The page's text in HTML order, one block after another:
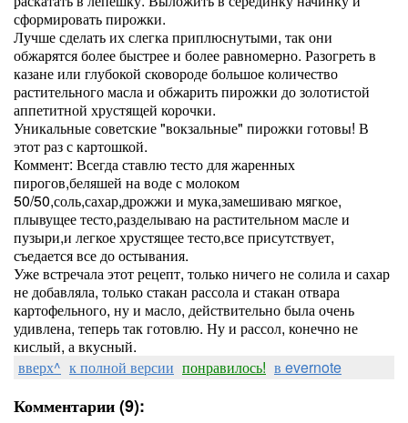
сформировать пирожки.
Лучше сделать их слегка приплюснутыми, так они
обжарятся более быстрее и более равномерно. Разогреть в
казане или глубокой сковороде большое количество
растительного масла и обжарить пирожки до золотистой
аппетитной хрустящей корочки.
Уникальные советские "вокзальные" пирожки готовы! В
этот раз с картошкой.
Коммент: Всегда ставлю тесто для жаренных
пирогов,беляшей на воде с молоком
50/50,соль,сахар,дрожжи и мука,замешиваю мягкое,
плывущее тесто,разделываю на растительном масле и
пузыри,и легкое хрустящее тесто,все присутствует,
съедается все до остывания.
Уже встречала этот рецепт, только ничего не солила и сахар
не добавляла, только стакан рассола и стакан отвара
картофельного, ну и масло, действительно была очень
удивлена, теперь так готовлю. Ну и рассол, конечно не
кислый, а вкусный.
вверх^ к полной версии понравилось! в evernote
Комментарии (9):